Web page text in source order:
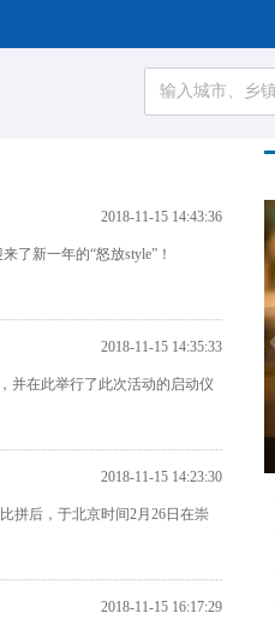
2018-11-15 14:43:36
了新一年的“怒放style”！
2018-11-15 14:35:33
并在此举行了此次活动的启动仪
2018-11-15 14:23:30
拼后，于北京时间2月26日在崇
2018-11-15 16:17:29